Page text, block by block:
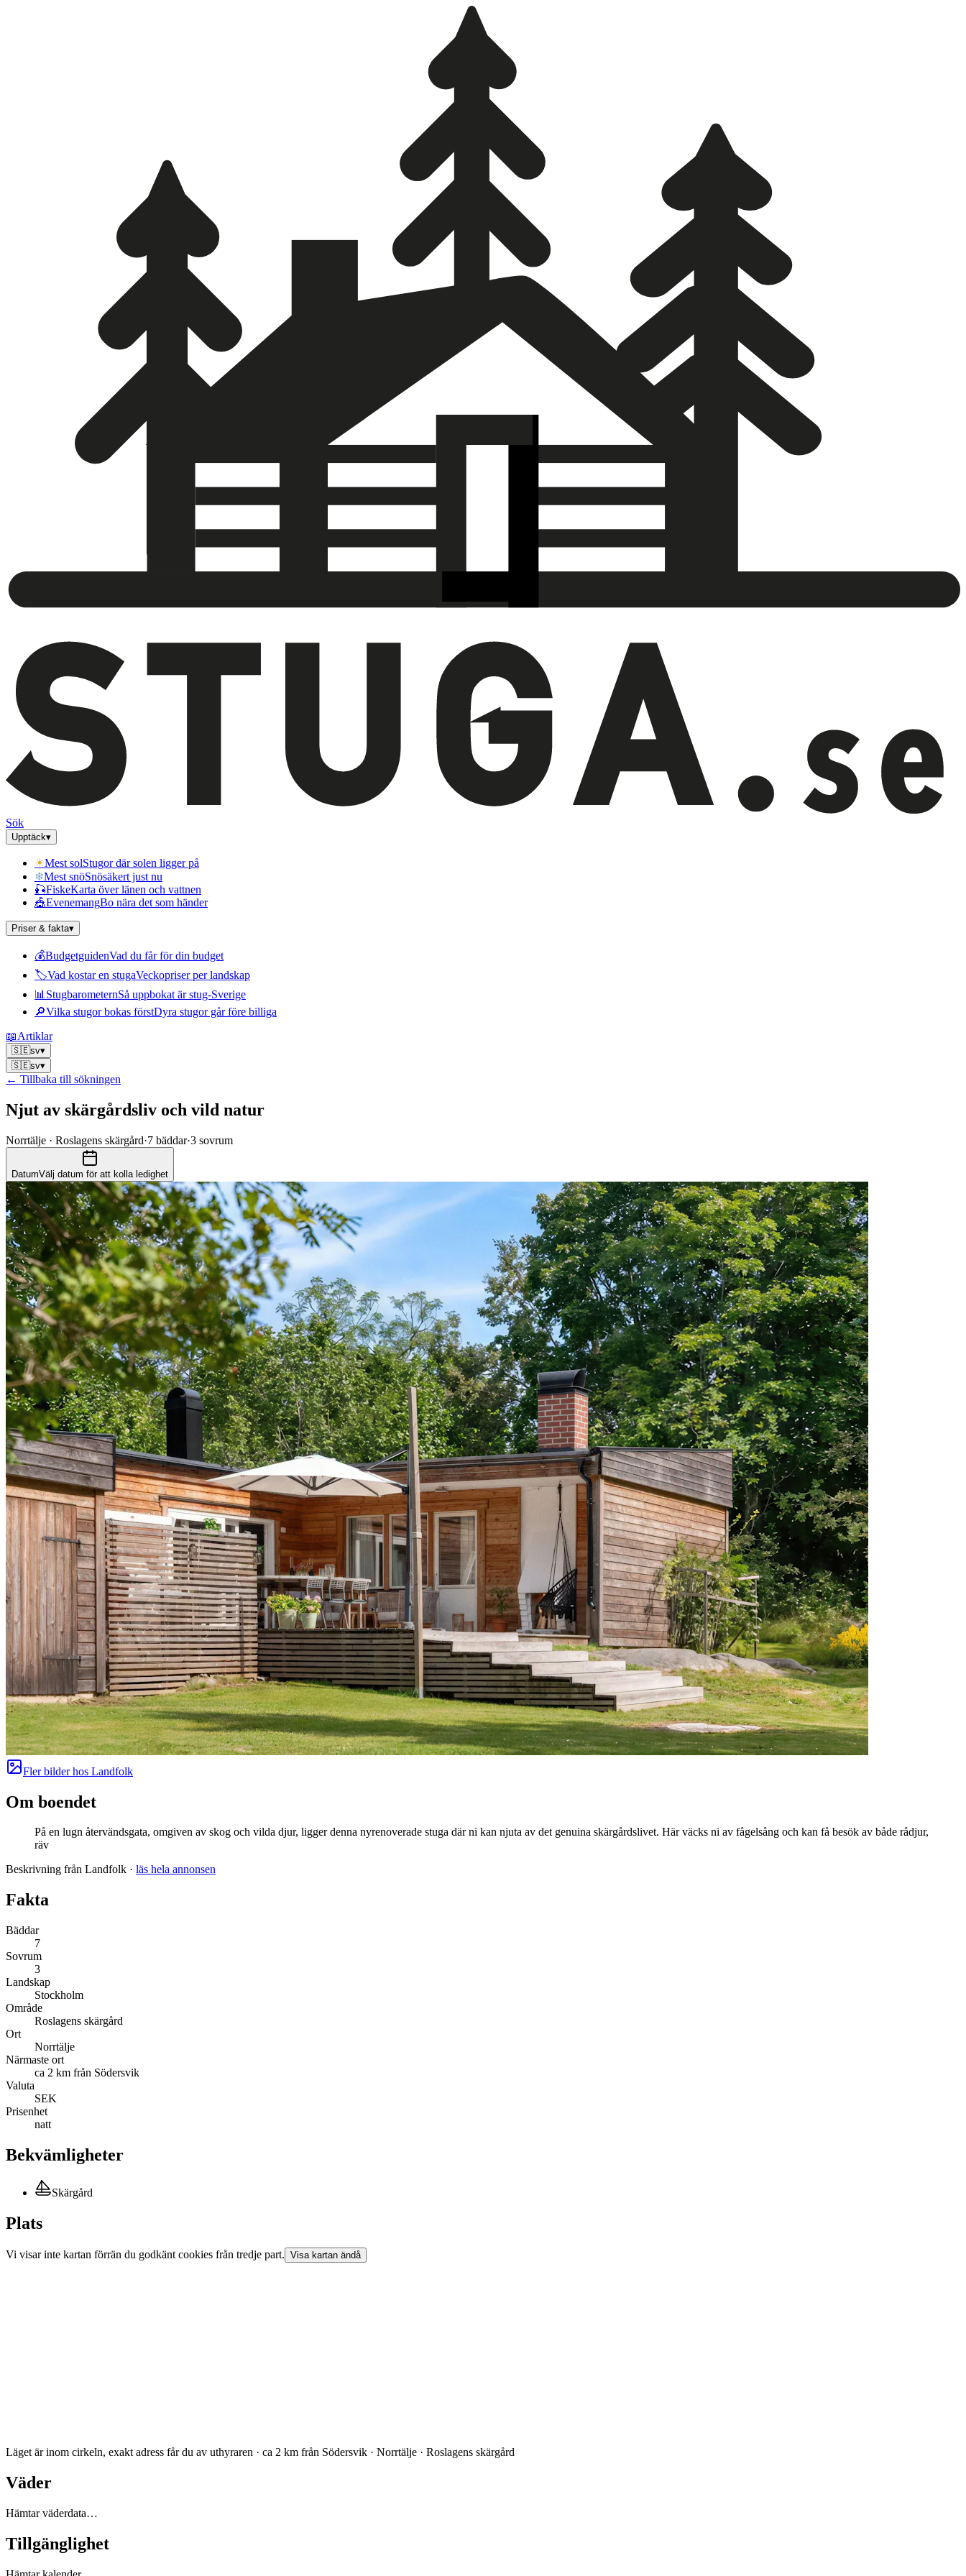
Sök
Upptäck▾
☀Mest solStugor där solen ligger på
❄Mest snöSnösäkert just nu
🎣FiskeKarta över länen och vattnen
🎪EvenemangBo nära det som händer
Priser & fakta▾
💰BudgetguidenVad du får för din budget
🏷Vad kostar en stugaVeckopriser per landskap
📊 StugbarometernSå uppbokat är stug-Sverige
🔎Vilka stugor bokas förstDyra stugor går före billiga
📖Artiklar
🇸🇪sv▾
🇸🇪sv▾
← Tillbaka till sökningen
Njut av skärgårdsliv och vild natur
Norrtälje · Roslagens skärgård·7 bäddar·3 sovrum
DatumVälj datum för att kolla ledighet
Fler bilder hos Landfolk
Om boendet
På en lugn återvändsgata, omgiven av skog och vilda djur, ligger denna nyrenoverade stuga där ni kan njuta av det genuina skärgårdslivet. Här väcks ni av fågelsång och kan få besök av både rådjur,
räv
Beskrivning från Landfolk · läs hela annonsen
Fakta
Bäddar
7
Sovrum
3
Landskap
Stockholm
Område
Roslagens skärgård
Ort
Norrtälje
Närmaste ort
ca 2 km från Södersvik
Valuta
SEK
Prisenhet
natt
Bekvämligheter
Skärgård
Plats
Vi visar inte kartan förrän du godkänt cookies från tredje part. Visa kartan ändå
Läget är inom cirkeln, exakt adress får du av uthyraren · ca 2 km från Södersvik · Norrtälje · Roslagens skärgård
Väder
Hämtar väderdata…
Tillgänglighet